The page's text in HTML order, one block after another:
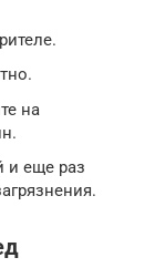
на
и еще раз